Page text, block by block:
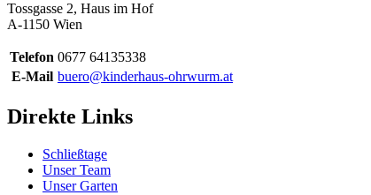
Tossgasse 2, Haus im Hof
A-1150 Wien
Telefon 0677 64135338
E-Mail buero@kinderhaus-ohrwurm.at
Direkte Links
Schließtage
Unser Team
Unser Garten